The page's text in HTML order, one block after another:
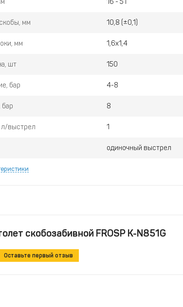
16 - 51
мм 10,8 (±0,1)
мм 1,6х1,4
шт 150
бар 4-8
бар 8
л/выстрел 1
одиночный выстрел
скобозабивной FROSP K-N851G
Оставьте первый отзыв